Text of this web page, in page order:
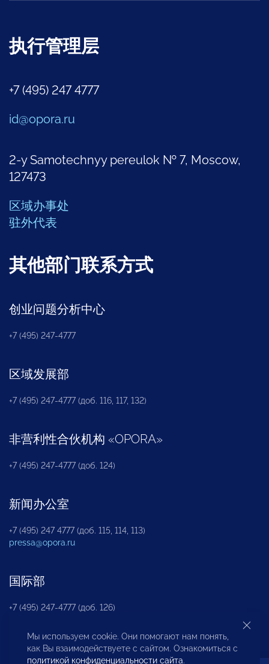
执行管理层
+7 (495) 247 4777
id@opora.ru
2-y Samotechnyy pereulok № 7, Moscow,
127473
区域办事处
驻外代表
其他部门联系方式
创业问题分析中心
+7 (495) 247-4777
区域发展部
+7 (495) 247-4777 (доб. 116, 117, 132)
非营利性合伙机构 «OPORA»
+7 (495) 247-4777 (доб. 124)
新闻办公室
+7 (495) 247 4777 (доб. 115, 114, 113)
pressa@opora.ru
国际部
+7 (495) 247-4777 (доб. 126)
商投权益保护部
Мы используем cookie. Они помогают нам понять,
как Вы взаимодействуете с сайтом. Ознакомиться с
политикой конфиденциальности сайта.